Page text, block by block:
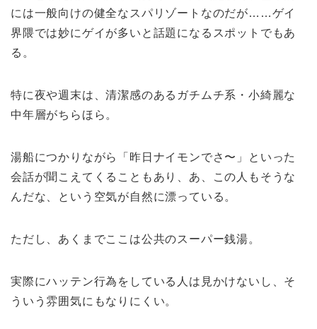
には一般向けの健全なスパリゾートなのだが……ゲイ
界隈では妙にゲイが多いと話題になるスポットでもあ
る。
特に夜や週末は、清潔感のあるガチムチ系・小綺麗な
中年層がちらほら。
湯船につかりながら「昨日ナイモンでさ〜」といった
会話が聞こえてくることもあり、あ、この人もそうな
んだな、という空気が自然に漂っている。
ただし、あくまでここは公共のスーパー銭湯。
実際にハッテン行為をしている人は見かけないし、そ
ういう雰囲気にもなりにくい。